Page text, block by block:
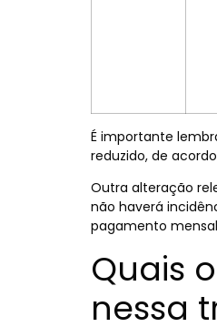
É importante
reduzido, de
Outra alteração
não haverá
pagamento
Quais
nessa